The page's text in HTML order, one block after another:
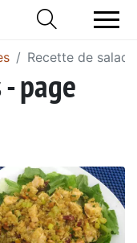
Recette de
page